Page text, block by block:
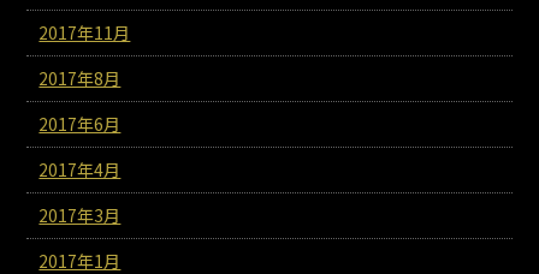
2017年11月
2017年8月
2017年6月
2017年4月
2017年3月
2017年1月